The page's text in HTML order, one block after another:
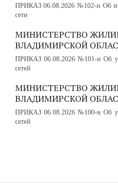
ПРИКАЗ 06.08.2026 №102-н Об
сети
МИНИСТЕРСТВО
ВЛАДИМИРСКОЙ
ПРИКАЗ 06.08.2026 №101-н Об
сетей
МИНИСТЕРСТВО
ВЛАДИМИРСКОЙ
ПРИКАЗ 06.08.2026 №100-н Об
сетей